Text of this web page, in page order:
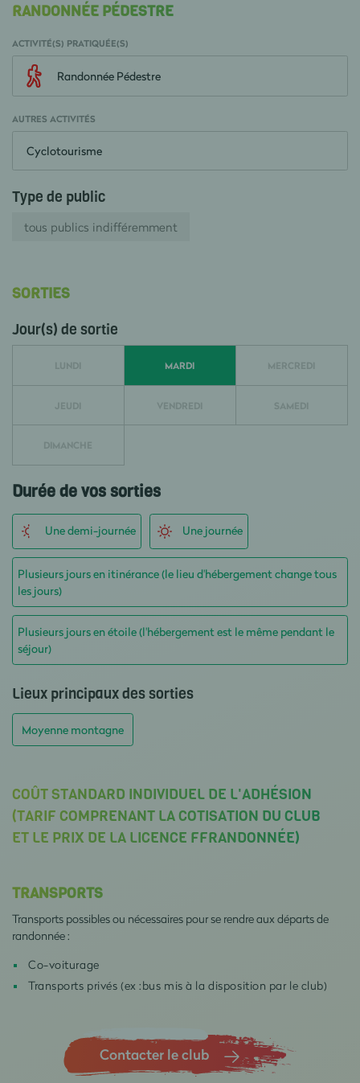
RANDONNÉE PÉDESTRE
ACTIVITÉ(S) PRATIQUÉE(S)
Randonnée Pédestre
AUTRES ACTIVITÉS
Cyclotourisme
Type de public
tous publics indifféremment
SORTIES
Jour(s) de sortie
LUNDI MARDI MERCREDI
JEUDI VENDREDI SAMEDI
DIMANCHE
Durée de vos sorties
Une demi-journée Une journée
Plusieurs jours en itinérance (le lieu d'hébergement change tous
les jours)
Plusieurs jours en étoile (l'hébergement est le même pendant le
séjour)
Lieux principaux des sorties
Moyenne montagne
COÛT STANDARD INDIVIDUEL DE L'ADHÉSION
(TARIF COMPRENANT LA COTISATION DU CLUB
ET LE PRIX DE LA LICENCE FFRANDONNÉE)
TRANSPORTS
Transports possibles ou nécessaires pour se rendre aux départs de
randonnée :
Co-voiturage
Transports privés (ex :bus mis à la disposition par le club)
Contacter le club